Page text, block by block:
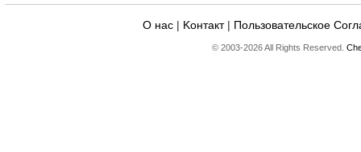
О нас | Kонтакт| Пользовательское
© 2003-2026 All Rights Reserved.